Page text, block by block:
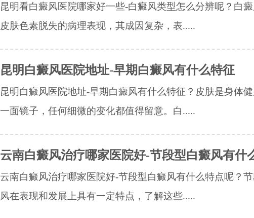
昆明看白癜风医院哪家好一些-白癜风类型怎么分辨呢？白
皮肤色素脱失的病理表现，其成因复杂，表.....
昆明白癜风医院地址-早期白癜风有什么特征
昆明白癜风医院地址-早期白癜风有什么特征？皮肤是身体
一面镜子，任何细微的变化都值得留意。白.....
云南白癜风治疗哪家医院好-节段型白癜风有什
云南白癜风治疗哪家医院好-节段型白癜风有什么特点呢？
风在表现和发展上具有一定特点，了解这些.....